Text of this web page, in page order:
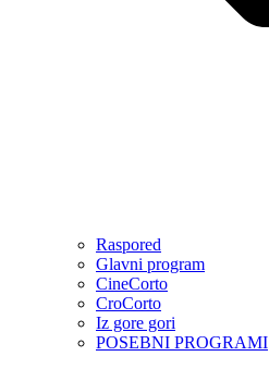
Raspored
Glavni program
CineCorto
CroCorto
Iz gore gori
POSEBNI PROGRAMI